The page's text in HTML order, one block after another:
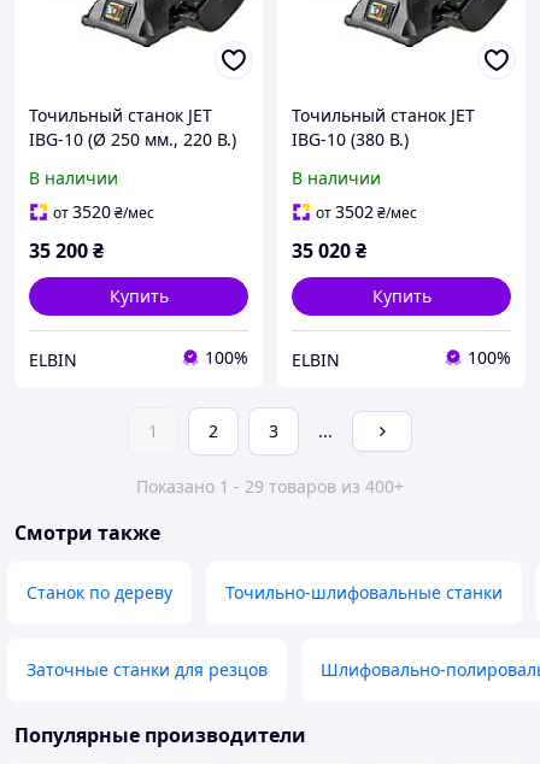
Точильный станок JET
IBG-10 (Ø 250 мм., 220 В.)
В наличии
от3520₴/мес
35 200₴
Купить
ELBIN 100%
Точильный станок JET
IBG-10 (380 В.)
В наличии
от3502₴/мес
35 020₴
Купить
ELBIN 100%
1 2 3 ...
Показано 1 - 29 товаров из 400+
Смотри также
Станок по дереву Точильно-шлифовальные станки
Заточные станки для резцов Шлифовально-
Популярные производители